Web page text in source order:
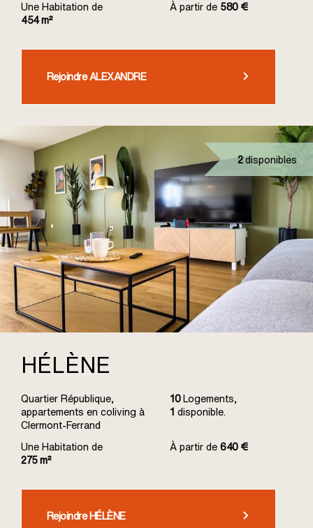
Une Habitation de
454 m²
À partir de 580 €
Rejoindre ALEXANDRE
2 disponibles
HÉLÈNE
Quartier République,
appartements en coliving à
Clermont-Ferrand
10Logements,
1 disponible.
Une Habitation de
275 m²
À partir de640 €
Rejoindre HÉLÈNE